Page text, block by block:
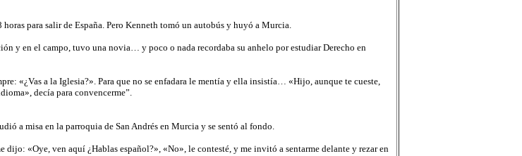
para salir de España. Pero Kenneth tomó un autobús y huyó a Murcia.
y en el campo, tuvo una novia… y poco o nada recordaba su anhelo por estudiar Derecho en
«¿Vas a la Iglesia?». Para que no se enfadara le mentía y ella insistía… «Hijo, aunque te cueste,
decía para convencerme”.
a misa en la parroquia de San Andrés en Murcia y se sentó al fondo.
dijo: «Oye, ven aquí ¿Hablas español?», «No», le contesté, y me invitó a sentarme delante y rezar en